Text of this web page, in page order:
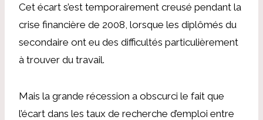
Cet écart s’est temporairement creusé pendant la
crise financière de 2008, lorsque les diplômés du
secondaire ont eu des difficultés particulièrement
à trouver du travail.
Mais la grande récession a obscurci le fait que
l’écart dans les taux de recherche d’emploi entre